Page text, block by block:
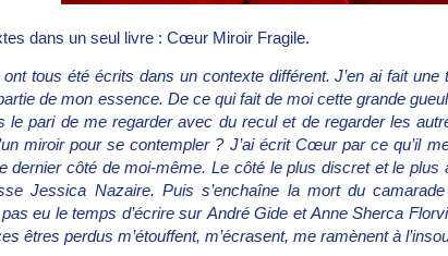
dans un seul livre : Cœur Miroir Fragile.
tous été écrits dans un contexte différent. J’en ai fait
de mon essence. De ce qui fait de moi cette grande
le pari de me regarder avec du recul et de regarder les
miroir pour se contempler ? J’ai écrit Cœurpar ce qu’il
dernier côté de moi-même. Le côté le plus discret et le plus
Jessica Nazaire. Puis s’enchaîne la mort du camarade
eu le temps d’écrire sur André Gide etAnne Sherca
êtres perdus m’étouffent, m’écrasent, me ramènent à